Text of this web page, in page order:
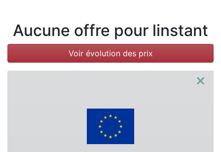
Aucune offre pour linstant
Voir évolution des prix
×